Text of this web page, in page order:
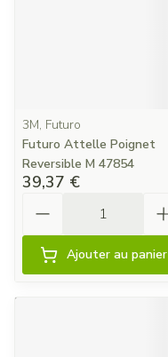
3M, Futuro
Futuro Attelle Poignet
Reversible M 47854
39,37 €
Ajouter au panier